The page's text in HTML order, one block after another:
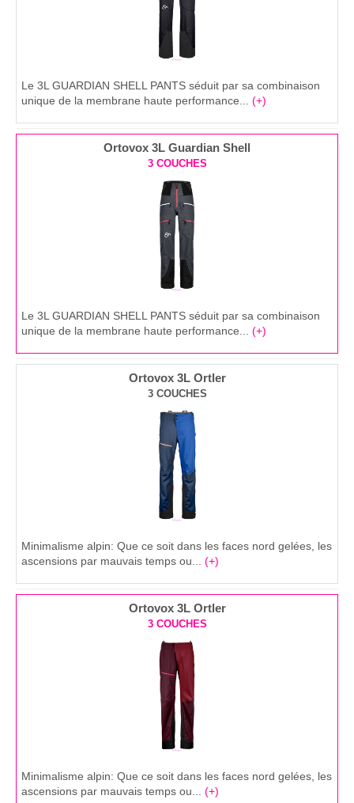
Le 3L GUARDIAN SHELL PANTS séduit par sa combinaison
unique de la membrane haute performance... (+)
Ortovox 3L Guardian Shell
3 COUCHES
Le 3L GUARDIAN SHELL PANTS séduit par sa combinaison
unique de la membrane haute performance... (+)
Ortovox 3L Ortler
3 COUCHES
Minimalisme alpin: Que ce soit dans les faces nord gelées, les
ascensions par mauvais temps ou... (+)
Ortovox 3L Ortler
3 COUCHES
Minimalisme alpin: Que ce soit dans les faces nord gelées, les
ascensions par mauvais temps ou... (+)